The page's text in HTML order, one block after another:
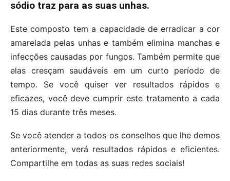
sódio traz para as suas unhas.
Este composto tem a capacidade de erradicar a cor
amarelada pelas unhas e também elimina manchas e
infecções causadas por fungos. Também permite que
elas cresçam saudáveis em um curto período de
tempo. Se você quiser ver resultados rápidos e
eficazes, você deve cumprir este tratamento a cada
15 dias durante três meses.
Se você atender a todos os conselhos que lhe demos
anteriormente, verá resultados rápidos e eficientes.
Compartilhe em todas as suas redes sociais!